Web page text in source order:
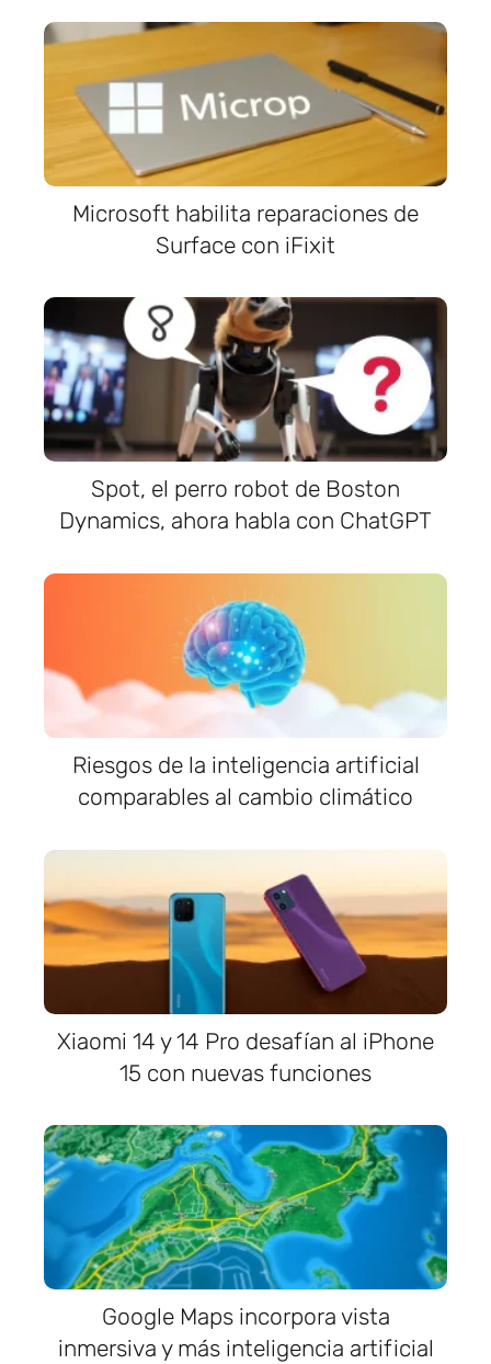
Microsoft habilita reparaciones de
Surface con iFixit
Spot, el perro robot de Boston
Dynamics, ahora habla con ChatGPT
Riesgos de la inteligencia artificial
comparables al cambio climático
Xiaomi 14 y 14 Pro desafían al iPhone
15 con nuevas funciones
Google Maps incorpora vista
inmersiva y más inteligencia artificial